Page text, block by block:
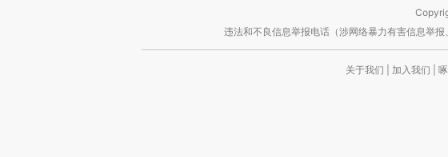
违法和不良信息举报电话（涉网络暴力有害信息
关于我们 加入我们